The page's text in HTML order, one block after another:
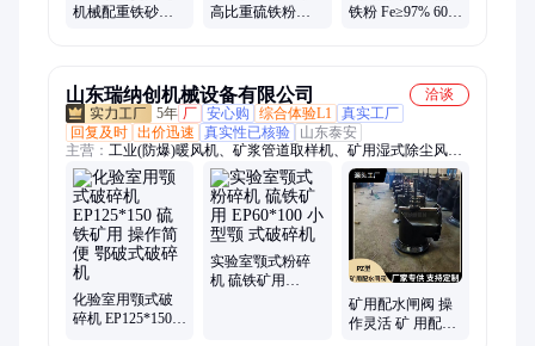
机械配重铁砂硫
高比重硫铁粉污
铁粉 Fe≥97% 60-
山东瑞纳创机械设备有限公司
洽谈
5年 厂 安心购 综合体验L1 真实工厂
回复及时 出价迅速 真实性已核验
山东泰安
主营： 工业(防爆)暖风机、矿浆管道取样机、矿用湿式除尘风
机、硫铁矿、皮带自动采样机、实验室颚式破碎机、双辊破碎
机、密封式化验制样粉碎机、小型圆盘粉碎机、盘式真空过滤
机、锥形球磨机、工业冷风机、防爆饮水机、防爆控制柜、防爆
风幕机、防爆小屋、矿用气动注浆泵
化验室用颚式破
碎机 EP125*150
实验室颚式粉碎
机 硫铁矿用
矿用配水闸阀 操
作灵活 矿 用配水